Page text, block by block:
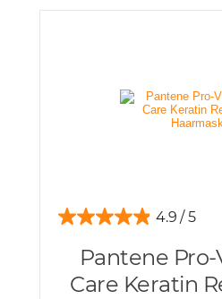
4.9
Pantene Pro-
Care Keratin